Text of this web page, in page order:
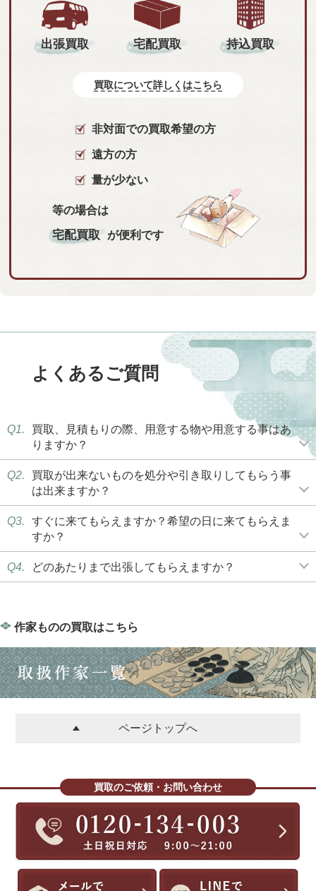
出張買取 宅配買取 持込買取
買取について詳しくはこちら
非対面での買取希望の方
遠方の方
量が少ない
等の場合は
宅配買取 が便利です
よくあるご質問
Q1.
買取、見積もりの際、用意する物や用意する事はあ
りますか？
Q2.
買取が出来ないものを処分や引き取りしてもらう事
は出来ますか？
Q3.
すぐに来てもらえますか？希望の日に来てもらえま
すか？
Q4. どのあたりまで出張してもらえますか？
作家ものの買取はこちら
ページトップへ
買取のご依頼・お問い合わせ